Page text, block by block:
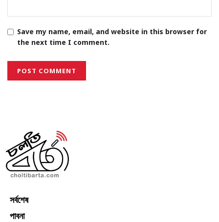
Save my name, email, and website in this browser for
the next time I comment.
সর্বশেষ
পাবনা